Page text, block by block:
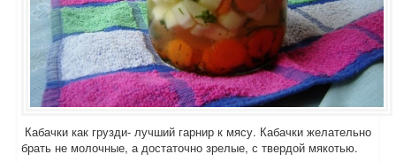
Кабачки как грузди- лучший гарнир к мясу. Кабачки желательно
брать не молочные, а достаточно зрелые, с твердой мякотью.